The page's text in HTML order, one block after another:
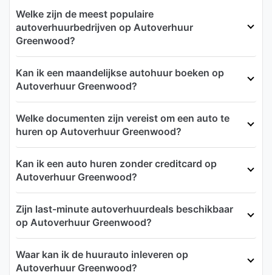
Welke zijn de meest populaire
autoverhuurbedrijven op Autoverhuur
Greenwood?
Kan ik een maandelijkse autohuur boeken op
Autoverhuur Greenwood?
Welke documenten zijn vereist om een auto te
huren op Autoverhuur Greenwood?
Kan ik een auto huren zonder creditcard op
Autoverhuur Greenwood?
Zijn last-minute autoverhuurdeals beschikbaar
op Autoverhuur Greenwood?
Waar kan ik de huurauto inleveren op
Autoverhuur Greenwood?